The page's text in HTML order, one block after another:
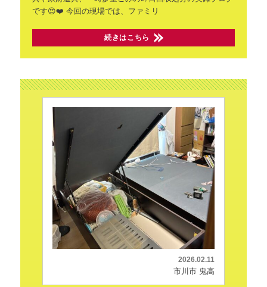
です😍❤️ 今回の現場では、ファミリ
続きはこちら
2026.02.11
市川市 鬼高